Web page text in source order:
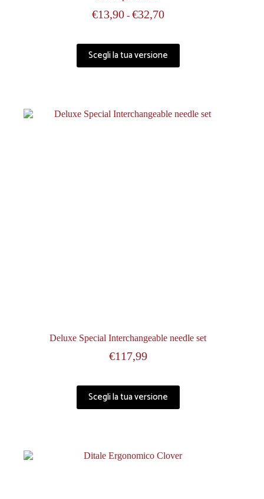
€13,90 - €32,70
Scegli la tua versione
Deluxe Special Interchangeable needle set
€117,99
Scegli la tua versione